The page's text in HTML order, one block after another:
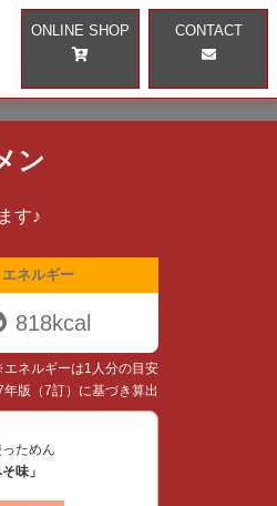
ONLINE SHOP CONTACT
ン
す♪
エネルギー
818kcal
ネルギーは1人分の目安
版（7訂）に基づき算出
ためん
味」